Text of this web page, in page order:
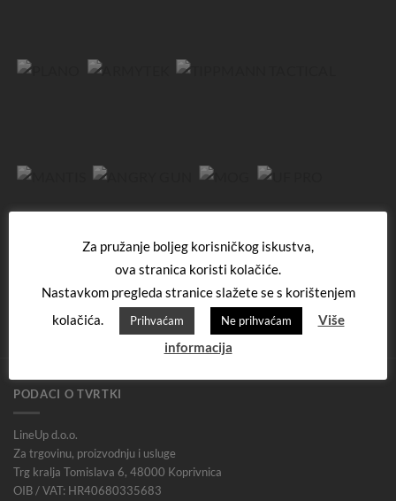
PODACI O TVRTKI
LineUp d.o.o.
Za trgovinu, proizvodnju i usluge
Trg kralja Tomislava 6, 48000 Koprivnica
OIB / VAT: HR40680335683
Za pružanje boljeg korisničkog iskustva,
ova stranica koristi kolačiće.
Nastavkom pregleda stranice slažete se s korištenjem
kolačića.
Prihvaćam Ne prihvaćam
Više
informacija